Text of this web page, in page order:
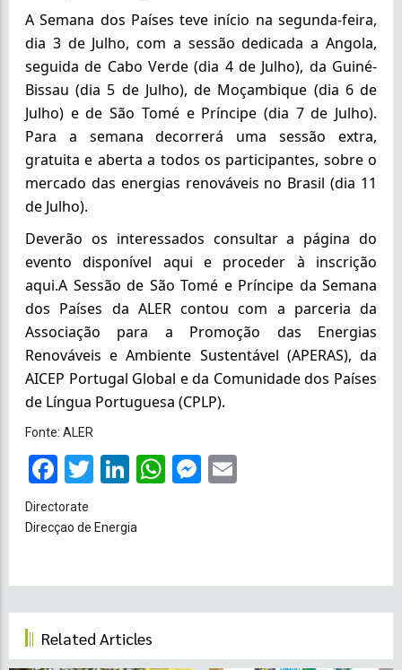
A Semana dos Países teve início na segunda-feira,
dia 3 de Julho, com a sessão dedicada a Angola,
seguida de Cabo Verde (dia 4 de Julho), da Guiné-
Bissau (dia 5 de Julho), de Moçambique (dia 6 de
Julho) e de São Tomé e Príncipe (dia 7 de Julho).
Para a semana decorrerá uma sessão extra,
gratuita e aberta a todos os participantes, sobre o
mercado das energias renováveis no Brasil (dia 11
de Julho).
Deverão os interessados consultar a página do
evento disponível aqui e proceder à inscrição
aqui.A Sessão de São Tomé e Príncipe da Semana
dos Países da ALER contou com a parceria da
Associação para a Promoção das Energias
Renováveis e Ambiente Sustentável (APERAS), da
AICEP Portugal Global e da Comunidade dos Países
de Língua Portuguesa (CPLP).
Fonte: ALER
Facebook
Twitter
LinkedIn
WhatsApp
Messenger
Directorate
Direcçao de Energia
Related Articles